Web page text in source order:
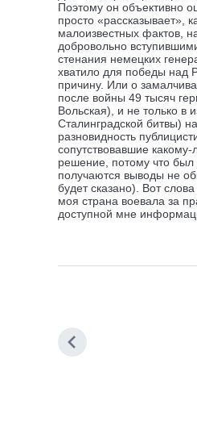
Поэтому он объективно
просто «рассказывает»,
малоизвестных фактов,
добровольно
стенания немецких
хватило для победы над
причину. Или о
после войны 49 тысяч
Вольская), и не только в
Сталинградской битвы)
разновидность
сопутствовавшие
решение, потому что был
получаются выводы не
будет сказано). Вот
моя страна воевала за
доступной мне